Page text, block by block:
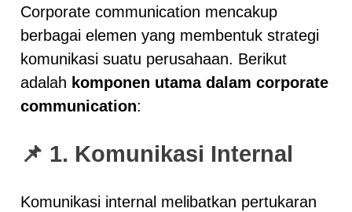
Corporate communication mencakup
berbagai elemen yang membentuk strategi
komunikasi suatu perusahaan. Berikut
adalah komponen utama dalam corporate
communication:
📌 1. Komunikasi Internal
Komunikasi internal melibatkan pertukaran